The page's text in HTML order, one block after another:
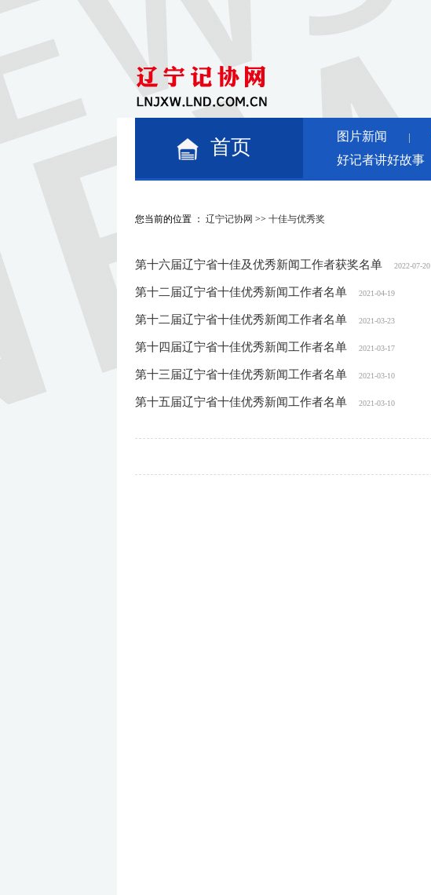
首页 图片新闻
好记者讲好故事
您当前的位置 ： 辽宁记协网 >> 十佳与优秀奖
第十六届辽宁省十佳及优秀新闻工作者获奖名单 2022-07-20
第十二届辽宁省十佳优秀新闻工作者名单 2021-04-19
第十二届辽宁省十佳优秀新闻工作者名单 2021-03-23
第十四届辽宁省十佳优秀新闻工作者名单 2021-03-17
第十三届辽宁省十佳优秀新闻工作者名单 2021-03-10
第十五届辽宁省十佳优秀新闻工作者名单 2021-03-10